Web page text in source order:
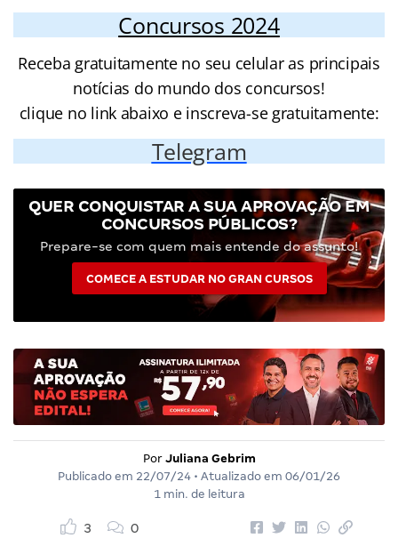
Concursos 2024
Receba gratuitamente no seu celular as principais
notícias do mundo dos concursos!
clique no link abaixo e inscreva-se gratuitamente:
Telegram
QUER CONQUISTAR A SUA APROVAÇÃO EM
CONCURSOS PÚBLICOS?
Prepare-se com quem mais entende do assunto!
COMECE A ESTUDAR NO GRAN CURSOS
Por Juliana Gebrim
Publicado em 22/07/24 • Atualizado em 06/01/26
1 min. de leitura
3 0